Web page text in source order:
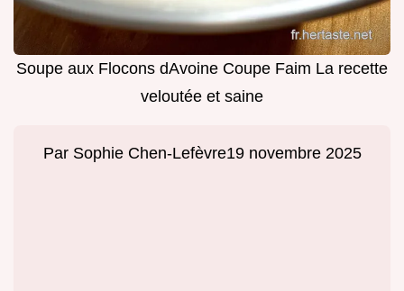
Soupe aux Flocons dAvoine Coupe Faim La recette
veloutée et saine
Par Sophie Chen-Lefèvre19 novembre 2025